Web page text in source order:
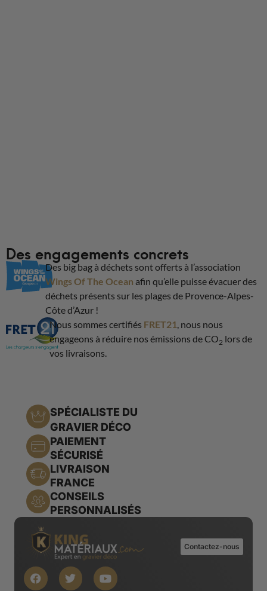
Des engagements concrets
Des big bag à déchets sont offerts à l’association
Wings Of The Ocean afin qu’elle puisse évacuer des
déchets présents sur les plages de Provence-Alpes-
Côte d’Azur !
Nous sommes certifiés FRET21, nous nous
engageons à réduire nos émissions de CO2 lors de
vos livraisons.
SPÉCIALISTE DU
GRAVIER DÉCO
PAIEMENT
SÉCURISÉ
LIVRAISON
FRANCE
CONSEILS
PERSONNALISÉS
Contactez-nous